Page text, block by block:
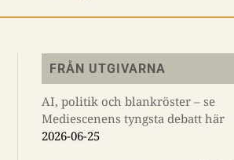
FRÅN UTGIVARNA
AI, politik och blankröster – se
Mediescenens tyngsta debatt här
2026-06-25